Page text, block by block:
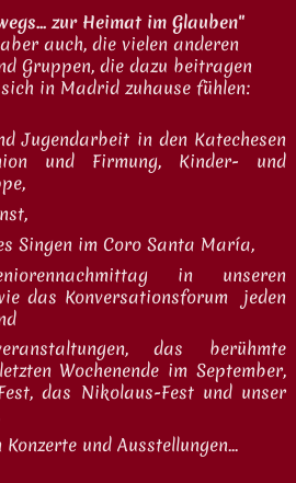
zur Heimat im Glauben"
auch, die vielen anderen
Gruppen, die dazu beitragen
in Madrid zuhause fühlen:
Jugendarbeit in den Katechesen
und Firmung, Kinder- und
Singen im Coro Santa María,
in unseren
das Konversationsforum jeden
das berühmte
Wochenende im September,
das Nikolaus-Fest und unser
und Ausstellungen...